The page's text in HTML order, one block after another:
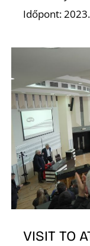
Időpont:
VISIT TO